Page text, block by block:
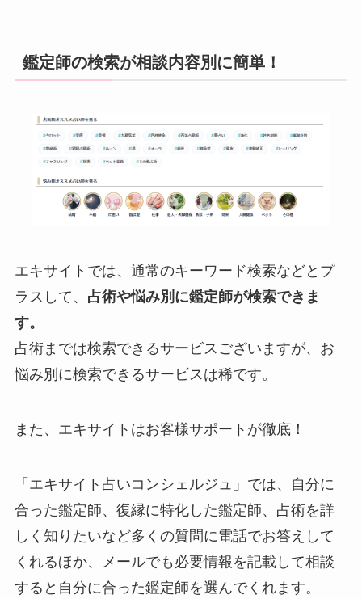
鑑定師の検索が相談内容別に簡単！
エキサイトでは、通常のキーワード検索などとプ
ラスして、 占術や悩み別に鑑定師が検索できま
す。
占術までは検索できるサービスございますが、お
悩み別に検索できるサービスは稀です。
また、エキサイトはお客様サポートが徹底！
「エキサイト占いコンシェルジュ」では、自分に
合った鑑定師、復縁に特化した鑑定師、占術を詳
しく知りたいなど多くの質問に電話でお答えして
くれるほか、メールでも必要情報を記載して相談
すると自分に合った鑑定師を選んでくれます。